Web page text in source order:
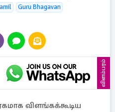
Guru Bhagavan
விளம்பரம்
விளங்கக்கூடிய